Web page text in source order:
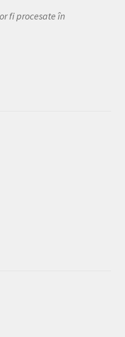
fi procesate în